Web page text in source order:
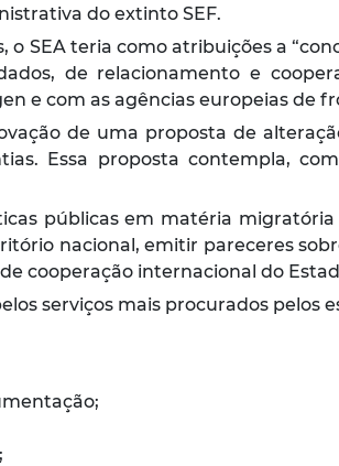
do extinto SEF.
o SEA teria como atribuições a
de relacionamento e
e com as agências europeias de
de uma proposta de
Essa proposta contempla,
públicas em matéria
nacional, emitir pareceres
cooperação internacional do
serviços mais procurados pelos